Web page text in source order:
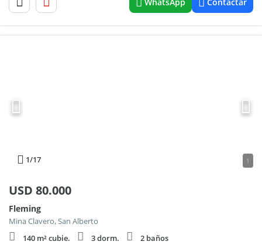
1/17 1
USD 80.000
Fleming
Mina Clavero, San Alberto
140 m² cubie.
3 dorm.
2 baños